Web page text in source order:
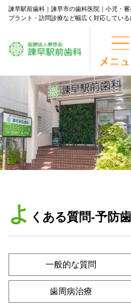
to
content
諫早駅前歯科｜諫早市の歯科医院｜小児・
プラント・訪問診療など幅広く対応してい
よ くある質問-予防
一般的な質問
歯周病治療